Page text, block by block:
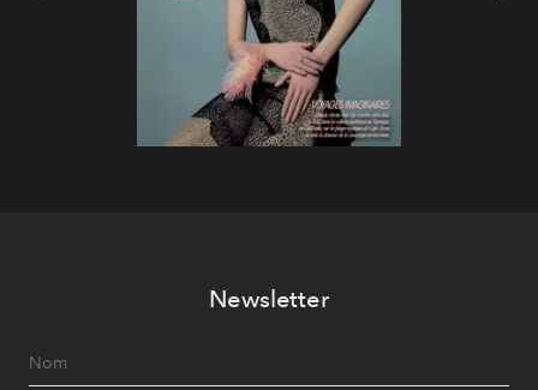
Newsletter